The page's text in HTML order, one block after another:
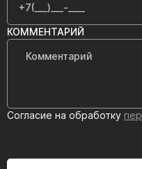
КОММЕНТАРИЙ
Согласие на обработку